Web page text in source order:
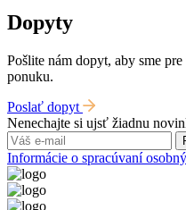
Dopyty
Pošlite nám dopyt, aby sme
ponuku.
Poslať dopyt
Nenechajte si ujsť žiadnu
Informácie o spracúvaní